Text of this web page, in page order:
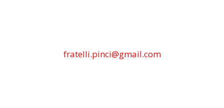
fratelli.pinci@gmail.com